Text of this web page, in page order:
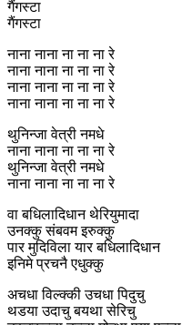
गैंगस्टा
गैंगस्टा
नाना नाना ना ना ना रे
नाना नाना ना ना ना रे
नाना नाना ना ना ना रे
नाना नाना ना ना ना रे
थुनिन्जा वेत्री नमधे
नाना नाना ना ना ना रे
थुनिन्जा वेत्री नमधे
नाना नाना ना ना ना रे
वा बधिलादिधान थेरियुमादा
उनक्कु संबवम इरुक्कु
पार मुदिविला यार बधिलादिधान
इनिमे प्रचनै एधुक्कु
अचधा विल्क्की उचधा पिदुचु
थडया उदाचु बयथा सेरिचु